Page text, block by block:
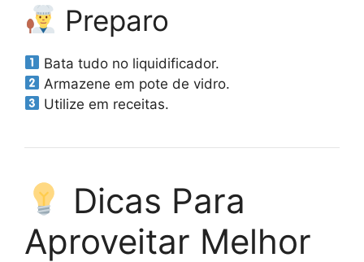
Preparo
Bata tudo no liquidificador.
Armazene em pote de vidro.
Utilize em receitas.
Dicas Para
Aproveitar Melhor